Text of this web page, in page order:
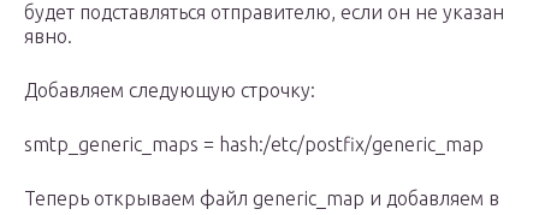
будет подставляться отправителю, если он не указан
явно.
Добавляем следующую строчку:
smtp_generic_maps = hash:/etc/postfix/generic_map
Теперь открываем файл generic_map и добавляем в